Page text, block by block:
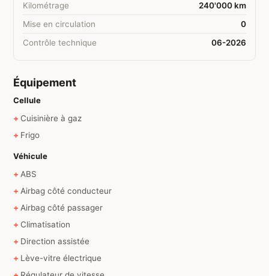
Kilométrage
240'000 km
Mise en circulation
0
Contrôle technique
06-2026
Équipement
Cellule
Cuisinière à gaz
Frigo
Véhicule
ABS
Airbag côté conducteur
Airbag côté passager
Climatisation
Direction assistée
Lève-vitre électrique